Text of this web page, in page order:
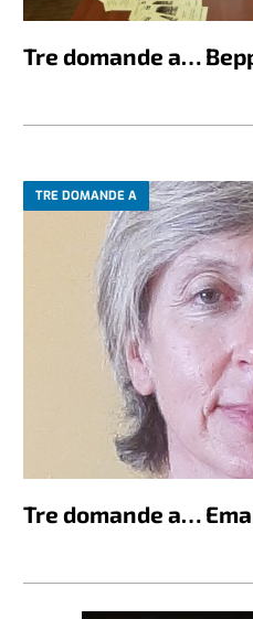
Tre domande a…
TRE DOMANDE A
Tre domande a…